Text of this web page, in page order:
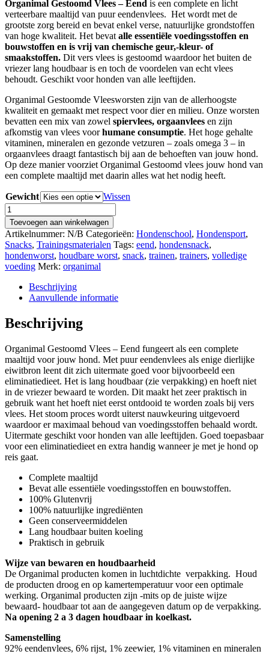
tot
€ 35,95
Organimal Gestoomd Vlees – Eend is een complete en licht
verteerbare maaltijd van puur eendenvlees. Het wordt met de
grootste zorg bereid en bevat enkel verse, natuurlijke grondstoffen
van hoge kwaliteit. Het bevat alle essentiële voedingsstoffen en
bouwstoffen en is vrij van chemische geur,-kleur- of
smaakstoffen. Dit vers vlees is gestoomd waardoor het buiten de
vriezer lang houdbaar is en toch de voordelen van echt vlees
behoudt. Geschikt voor honden van alle leeftijden.
Organimal Gestoomde Vleesworsten zijn van de allerhoogste
kwaliteit en gemaakt met respect voor dier en milieu. Onze worsten
bevatten een mix van zowel spiervlees, orgaanvlees en zijn
afkomstig van vlees voorhumane consumptie. Het hoge gehalte
vitaminen, mineralen en gezonde vetzuren – zoals omega 3 – in
orgaanvlees draagt fantastisch bij aan de behoeften van jouw hond.
Op deze manier voorziet Organimal Gestoomd vlees jouw hond van
een complete maaltijd met daarin alles wat het nodig heeft.
Gewicht
Wissen
Organimal
–
Gestoomd
Vlees
–
Eend
aantal
Toevoegen aan winkelwagen
Artikelnummer: N/B Categorieën: Hondenschool, Hondensport,
Snacks, Trainingsmaterialen Tags: eend, hondensnack,
hondenworst, houdbare worst, snack, trainen, trainers, volledige
voeding Merk: organimal
Beschrijving
Aanvullende informatie
Beschrijving
Organimal Gestoomd Vlees – Eend fungeert als een complete
maaltijd voor jouw hond. Met puur eendenvlees als enige dierlijke
eiwitbron leent dit zich uitermate goed voor bijvoorbeeld een
eliminatiedieet. Het is lang houdbaar (zie verpakking) en hoeft niet
in de vriezer bewaard te worden. Dit maakt het zeer praktisch in
gebruik want het hoeft niet eerst ontdooid te worden zoals bij vers
vlees. Het stoom proces wordt uiterst nauwkeuring uitgevoerd
waardoor er maximaal behoud van voedingsstoffen behaald wordt.
Uitermate geschikt voor honden van alle leeftijden. Goed toepasbaar
voor een eliminatiedieet en extra handig wanneer je met je hond op
reis gaat.
Complete maaltijd
Bevat alle essentiële voedingsstoffen en bouwstoffen.
100% Glutenvrij
100% natuurlijke ingrediënten
Geen conserveermiddelen
Lang houdbaar buiten koeling
Praktisch in gebruik
Wijze van bewaren en houdbaarheid
De Organimal producten komen in luchtdichte verpakking. Houd
de producten droog en op kamertemperatuur voor een optimale
werking. Organimal producten zijn -mits op de juiste wijze
bewaard- houdbaar tot aan de aangegeven datum op de verpakking.
Na opening 2 a 3 dagen houdbaar in koelkast.
Samenstelling
92% eendenvlees, 6% rijst, 1% zeewier, 1% vitaminen en mineralen